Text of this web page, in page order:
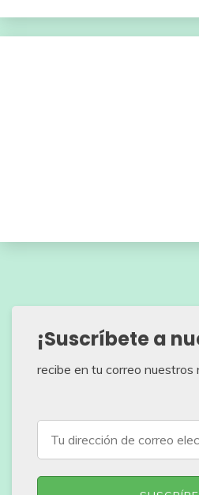
¡Suscríbete a
recibe en tu correo nuestros